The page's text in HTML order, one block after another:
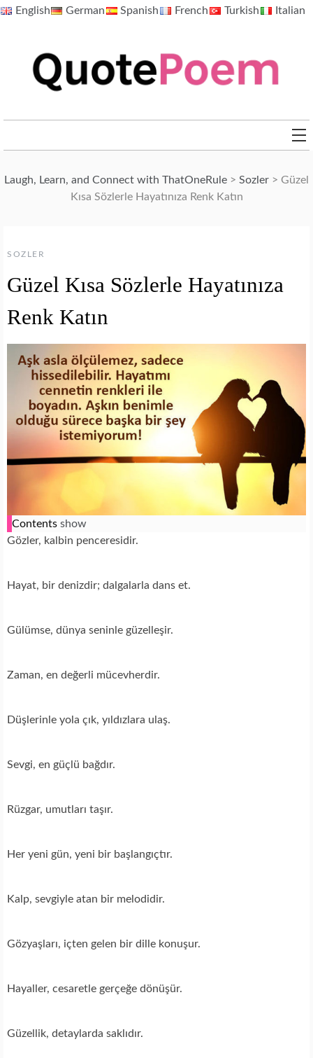
SkipEnglish German Spanish French Turkish Italian
Laugh, Learn, and Connect with ThatOneRule > Sozler > Güzel
Kısa Sözlerle Hayatınıza Renk Katın
SOZLER
Güzel Kısa Sözlerle Hayatınıza
Renk Katın
Contents show
Gözler, kalbin penceresidir.
Hayat, bir denizdir; dalgalarla dans et.
Gülümse, dünya seninle güzelleşir.
Zaman, en değerli mücevherdir.
Düşlerinle yola çık, yıldızlara ulaş.
Sevgi, en güçlü bağdır.
Rüzgar, umutları taşır.
Her yeni gün, yeni bir başlangıçtır.
Kalp, sevgiyle atan bir melodidir.
Gözyaşları, içten gelen bir dille konuşur.
Hayaller, cesaretle gerçeğe dönüşür.
Güzellik, detaylarda saklıdır.